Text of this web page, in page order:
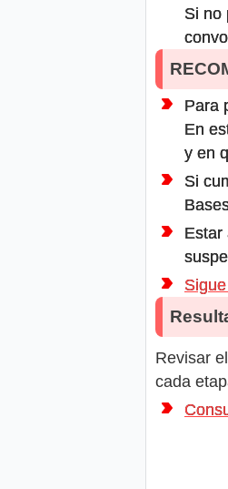
Si no
Para
En
y en
Si
Estar
Revisar
cada